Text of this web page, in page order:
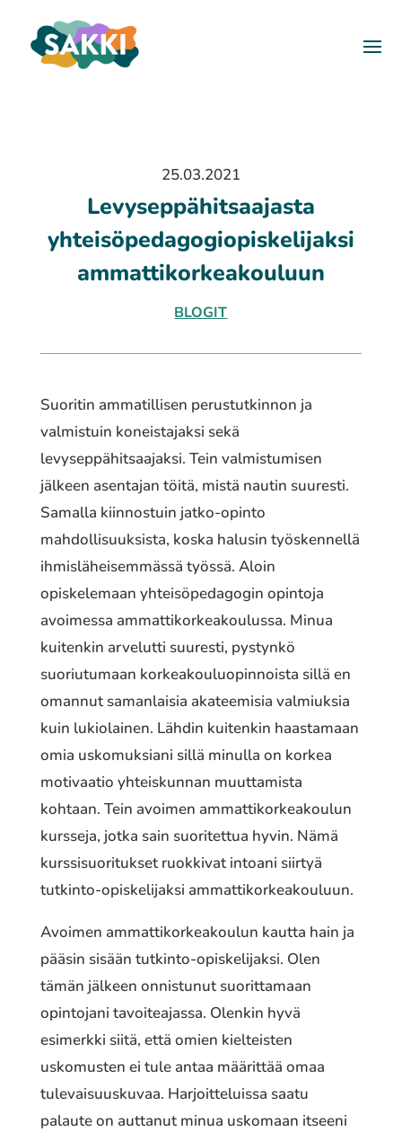
25.03.2021
Levyseppähitsaajasta
yhteisöpedagogiopiskelijaksi
ammattikorkeakouluun
BLOGIT
Suoritin ammatillisen perustutkinnon ja
valmistuin koneistajaksi sekä
levyseppähitsaajaksi. Tein valmistumisen
jälkeen asentajan töitä, mistä nautin suuresti.
Samalla kiinnostuin jatko-opinto
mahdollisuuksista, koska halusin työskennellä
ihmisläheisemmässä työssä. Aloin
opiskelemaan yhteisöpedagogin opintoja
avoimessa ammattikorkeakoulussa. Minua
kuitenkin arvelutti suuresti, pystynkö
suoriutumaan korkeakouluopinnoista sillä en
omannut samanlaisia akateemisia valmiuksia
kuin lukiolainen. Lähdin kuitenkin haastamaan
omia uskomuksiani sillä minulla on korkea
motivaatio yhteiskunnan muuttamista
kohtaan. Tein avoimen ammattikorkeakoulun
kursseja, jotka sain suoritettua hyvin. Nämä
kurssisuoritukset ruokkivat intoani siirtyä
tutkinto-opiskelijaksi ammattikorkeakouluun.
Avoimen ammattikorkeakoulun kautta hain ja
pääsin sisään tutkinto-opiskelijaksi. Olen
tämän jälkeen onnistunut suorittamaan
opintojani tavoiteajassa. Olenkin hyvä
esimerkki siitä, että omien kielteisten
uskomusten ei tule antaa määrittää omaa
tulevaisuuskuvaa. Harjoitteluissa saatu
palaute on auttanut minua uskomaan itseeni